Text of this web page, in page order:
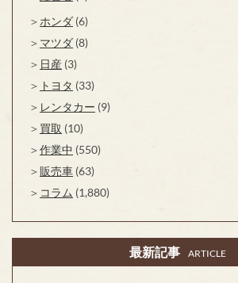
ホンダ (6)
マツダ (8)
日産 (3)
トヨタ (33)
レンタカー (9)
買取 (10)
作業中 (550)
販売車 (63)
コラム (1,880)
最新記事 ARTICLE